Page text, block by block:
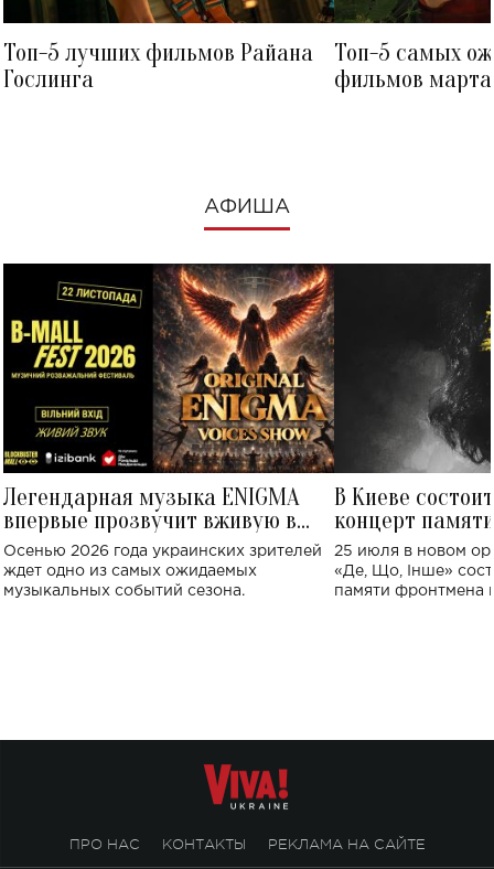
Топ-5 лучших фильмов Райана
Гослинга
Топ-5 самых
фильмов
АФИША
Легендарная музыка ENIGMA
впервые прозвучит вживую в
Украине: где состоится концерт
Осенью 2026 года украинских зрителей
ждет одно из самых ожидаемых
музыкальных событий сезона.
В Киеве
концерт
Клименко:
исполнят песни
25 июля в новом
«Де, Що, Інше»
памяти фронтмена
ПРО НАС КОНТАКТЫ РЕКЛАМА НА САЙТЕ